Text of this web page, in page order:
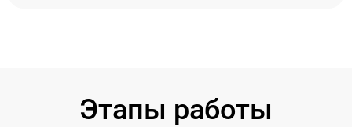
Этапы работы